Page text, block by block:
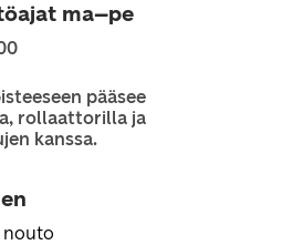
ma–pe
pääsee
rollaattorilla ja
kanssa.
nouto